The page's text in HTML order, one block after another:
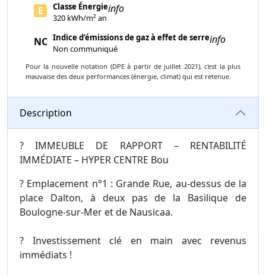
E
Classe Énergie
320 kWh/m² an
info
NC Indice d’émissions de gaz à effet de serre
Non communiqué
info
Pour la nouvelle notation (DPE à partir de juillet 2021), c'est la plus
mauvaise des deux performances (énergie, climat) qui est retenue.
Description
? IMMEUBLE DE RAPPORT – RENTABILITÉ
IMMÉDIATE – HYPER CENTRE Bou
? Emplacement n°1 : Grande Rue, au-dessus de la
place Dalton, à deux pas de la Basilique de
Boulogne-sur-Mer et de Nausicaa.
? Investissement clé en main avec revenus
immédiats !